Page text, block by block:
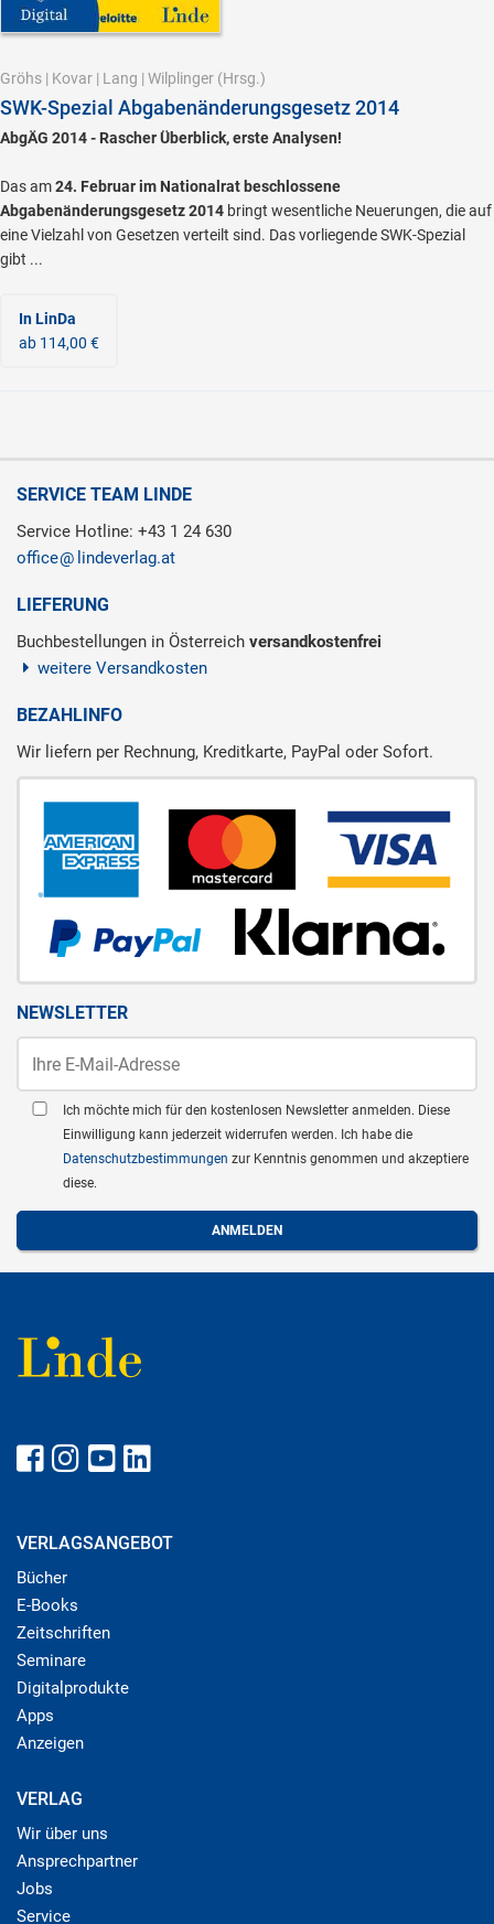
Gröhs | Kovar | Lang | Wilplinger (Hrsg.)
SWK-Spezial Abgabenänderungsgesetz 2014
AbgÄG 2014 - Rascher Überblick, erste Analysen!
Das am24. Februar im Nationalrat beschlossene
Abgabenänderungsgesetz 2014 bringt wesentliche Neuerungen, die auf
eine Vielzahl von Gesetzen verteilt sind. Das vorliegende SWK-Spezial
gibt ...
In LinDa
ab 114,00 €
SERVICE TEAM LINDE
Service Hotline: +43 1 24 630
office
lindeverlag.at
LIEFERUNG
Buchbestellungen in Österreich versandkostenfrei
weitere Versandkosten
BEZAHLINFO
Wir liefern per Rechnung, Kreditkarte, PayPal oder Sofort.
NEWSLETTER
Ich möchte mich für den kostenlosen Newsletter anmelden. Diese
Einwilligung kann jederzeit widerrufen werden. Ich habe die
Datenschutzbestimmungen zur Kenntnis genommen und akzeptiere
diese.
VERLAGSANGEBOT
Bücher
E-Books
Zeitschriften
Seminare
Digitalprodukte
Apps
Anzeigen
VERLAG
Wir über uns
Ansprechpartner
Jobs
Service